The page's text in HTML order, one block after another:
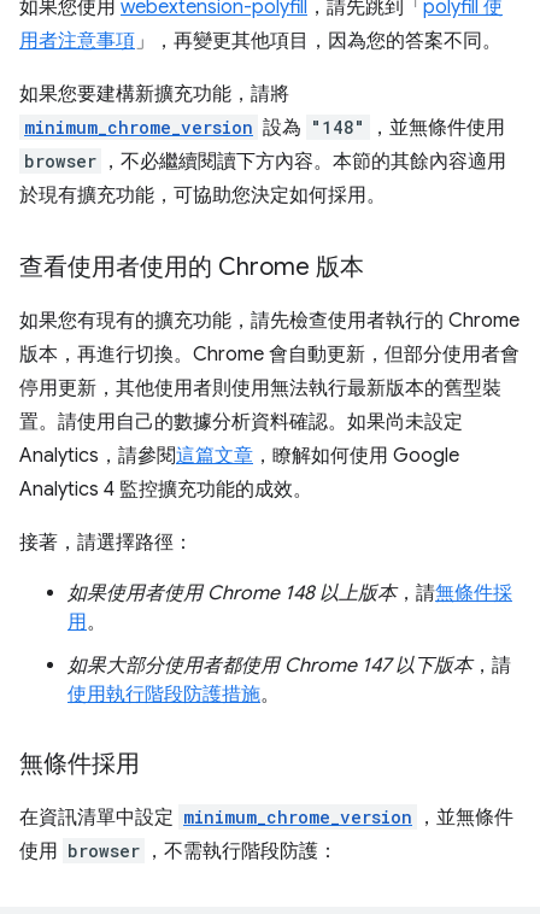
如果您使用 webextension-polyfill ，請先跳到「 polyfill 使
用者注意事項」，再變更其他項目，因為您的答案不同。
如果您要建構新擴充功能，請將
minimum_chrome_version 設為 "148" ，並無條件使用
browser ，不必繼續閱讀下方內容。本節的其餘內容適用
於現有擴充功能，可協助您決定如何採用。
查看使用者使用的 Chrome 版本
如果您有現有的擴充功能，請先檢查使用者執行的 Chrome
版本，再進行切換。Chrome 會自動更新，但部分使用者會
停用更新，其他使用者則使用無法執行最新版本的舊型裝
置。請使用自己的數據分析資料確認。如果尚未設定
Analytics，請參閱這篇文章 ，瞭解如何使用 Google
Analytics 4 監控擴充功能的成效。
接著，請選擇路徑：
如果使用者使用 Chrome 148 以上版本，請無條件採
用。
如果大部分使用者都使用 Chrome 147 以下版本，請
使用執行階段防護措施。
無條件採用
在資訊清單中設定 minimum_chrome_version
，並無條件
使用 browser ，不需執行階段防護：